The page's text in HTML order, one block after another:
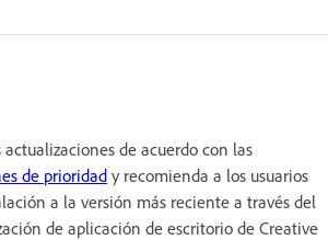
de acuerdo con las
de prioridad y recomienda a los usuarios
a la versión más reciente a través del
de aplicación de escritorio de Creative